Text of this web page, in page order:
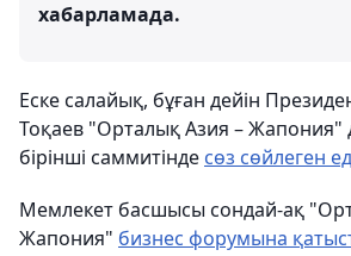
хабарламада.
Еске салайық, бұған дейін
Тоқаев "Орталық Азия – Жапония"
бірінші саммитінде сөз сөйлеген
Мемлекет басшысы сондай-ақ
Жапония" бизнес форумына